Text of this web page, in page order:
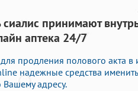
принимают
аптека 24/7
продления полового акта в
надежные средства
Вашему адресу.